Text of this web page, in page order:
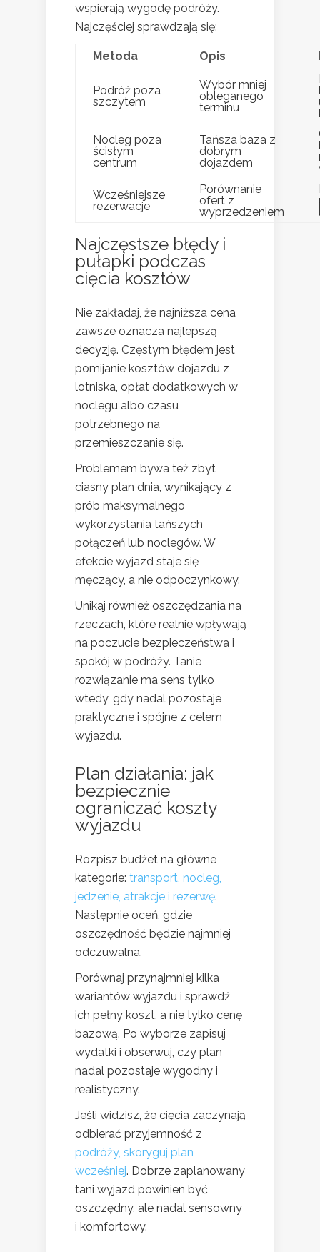
wspierają wygodę podróży.
Najczęściej sprawdzają się:
Metoda Opis
Podróż poza
szczytem
Wybór mniej
obleganego
terminu
Nocleg poza
ścisłym
centrum
Tańsza baza z
dobrym
dojazdem
Wcześniejsze
rezerwacje
Porównanie
ofert z
wyprzedzeniem
Najczęstsze błędy i
pułapki podczas
cięcia kosztów
Nie zakładaj, że najniższa cena
zawsze oznacza najlepszą
decyzję. Częstym błędem jest
pomijanie kosztów dojazdu z
lotniska, opłat dodatkowych w
noclegu albo czasu
potrzebnego na
przemieszczanie się.
Problemem bywa też zbyt
ciasny plan dnia, wynikający z
prób maksymalnego
wykorzystania tańszych
połączeń lub noclegów. W
efekcie wyjazd staje się
męczący, a nie odpoczynkowy.
Unikaj również oszczędzania na
rzeczach, które realnie wpływają
na poczucie bezpieczeństwa i
spokój w podróży. Tanie
rozwiązanie ma sens tylko
wtedy, gdy nadal pozostaje
praktyczne i spójne z celem
wyjazdu.
Plan działania: jak
bezpiecznie
ograniczać koszty
wyjazdu
Rozpisz budżet na główne
kategorie: transport, nocleg,
jedzenie, atrakcje i rezerwę.
Następnie oceń, gdzie
oszczędność będzie najmniej
odczuwalna.
Porównaj przynajmniej kilka
wariantów wyjazdu i sprawdź
ich pełny koszt, a nie tylko cenę
bazową. Po wyborze zapisuj
wydatki i obserwuj, czy plan
nadal pozostaje wygodny i
realistyczny.
Jeśli widzisz, że cięcia zaczynają
odbierać przyjemność z
podróży, skoryguj plan
wcześniej. Dobrze zaplanowany
tani wyjazd powinien być
oszczędny, ale nadal sensowny
i komfortowy.